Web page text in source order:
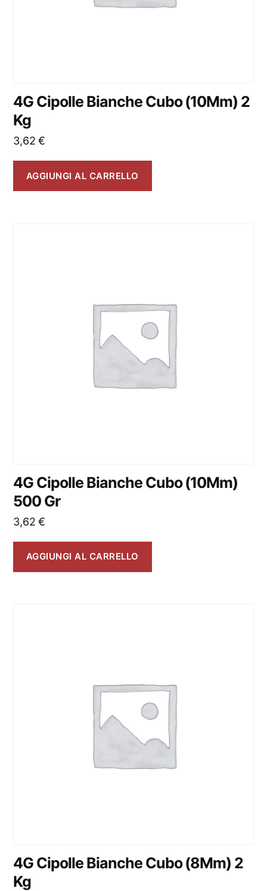
4G Cipolle Bianche Cubo (10Mm) 2
Kg
3,62€
AGGIUNGI AL CARRELLO
4G Cipolle Bianche Cubo (10Mm)
500 Gr
3,62€
AGGIUNGI AL CARRELLO
4G Cipolle Bianche Cubo (8Mm) 2
Kg